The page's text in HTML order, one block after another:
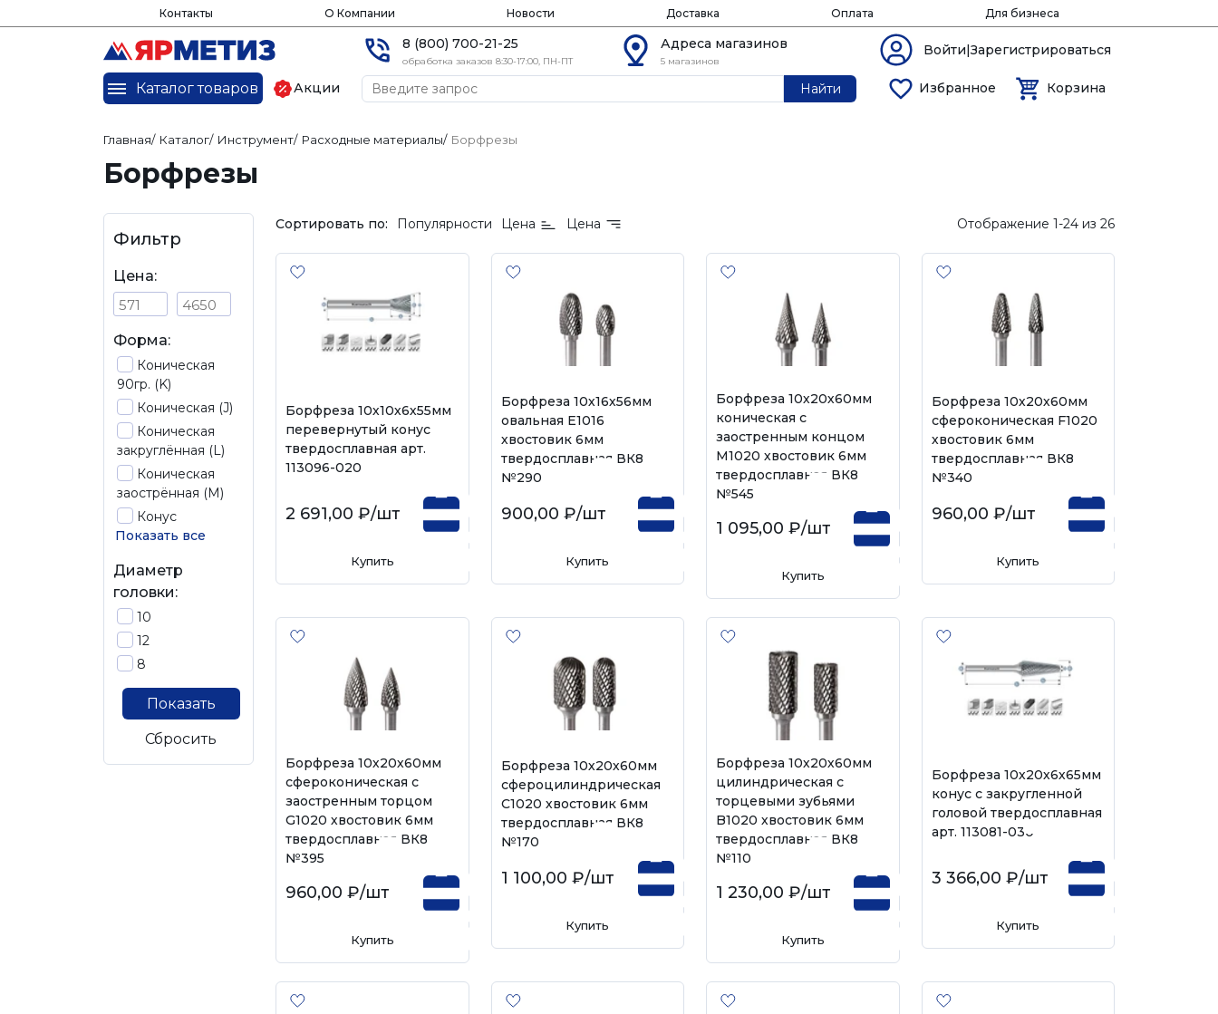
Контакты О Компании Новости Доставка Оплата Для бизнеса
8 (800) 700-21-25
обработка заказов 8:30-17:00, ПН-ПТ
Адреса магазинов
5 магазинов
Войти|Зарегистрироваться
Каталог товаров Акции Найти Избранное Корзина
Главная/ Каталог/ Инструмент/ Расходные материалы/ Борфрезы
Борфрезы
Фильтр
Цена:
Форма:
Коническая
90гр. (K)
Коническая (J)
Коническая
закруглённая (L)
Коническая
заострённая (M)
Конус
Показать все
Диаметр
головки:
10
12
8
Показать
Сбросить
Сортировать по: Популярности Цена Цена Отображение 1-24 из 26
Борфреза 10х10х6х55мм
перевернутый конус
твердосплавная арт.
113096-020
2 691,00 ₽/шт
Купить
Борфреза 10х16х56мм
овальная E1016
хвостовик 6мм
твердосплавная ВК8
№290
900,00 ₽/шт
Купить
Борфреза 10х20х60мм
коническая с
заостренным концом
M1020 хвостовик 6мм
твердосплавная ВК8
№545
1 095,00 ₽/шт
Купить
Борфреза 10х20х60мм
сфероконическая F1020
хвостовик 6мм
твердосплавная ВК8
№340
960,00 ₽/шт
Купить
Борфреза 10х20х60мм
сфероконическая с
заостренным торцом
G1020 хвостовик 6мм
твердосплавная ВК8
№395
960,00 ₽/шт
Купить
Борфреза 10х20х60мм
сфероцилиндрическая
C1020 хвостовик 6мм
твердосплавная ВК8
№170
1 100,00 ₽/шт
Купить
Борфреза 10х20х60мм
цилиндрическая с
торцевыми зубьями
B1020 хвостовик 6мм
твердосплавная ВК8
№110
1 230,00 ₽/шт
Купить
Борфреза 10х20х6х65мм
конус с закругленной
головой твердосплавная
арт. 113081-030
3 366,00 ₽/шт
Купить